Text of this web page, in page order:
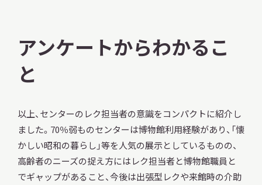
アンケートからわかるこ
と
以上、センターのレク担当者の意識をコンパクトに紹介し
ました。70％弱ものセンターは博物館利用経験があり、「懐
かしい昭和の暮らし」等を人気の展示としているものの、
高齢者のニーズの捉え方にはレク担当者と博物館職員と
でギャップがあること、今後は出張型レクや来館時の介助